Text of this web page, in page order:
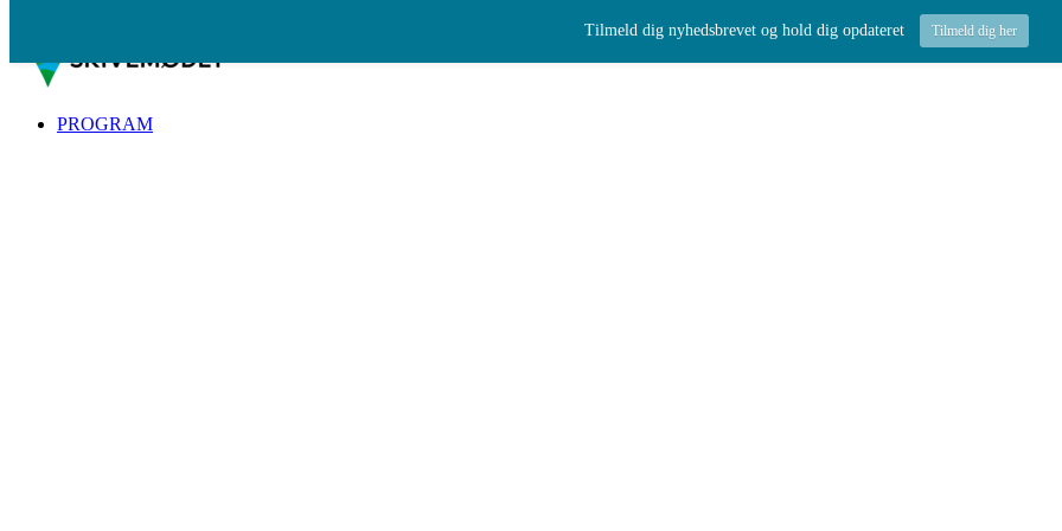
PROGRAM
Tilmeld dig nyhedsbrevet og hold dig opdateret Tilmeld dig her